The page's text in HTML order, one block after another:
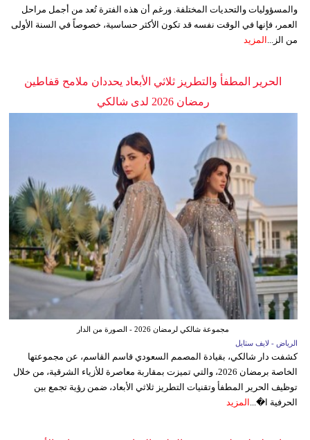
والمسؤوليات والتحديات المختلفة. ورغم أن هذه الفترة تُعد من أجمل مراحل
العمر، فإنها في الوقت نفسه قد تكون الأكثر حساسية، خصوصاً في السنة الأولى
من الز...
المزيد
الحرير المطفأ والتطريز ثلاثي الأبعاد يحددان ملامح قفاطين
رمضان 2026 لدى شالكي
مجموعة شالكي لرمضان 2026 - الصورة من الدار
الرياض - لايف ستايل
كشفت دار شالكي، بقيادة المصمم السعودي قاسم القاسم، عن مجموعتها
الخاصة برمضان 2026، والتي تميزت بمقاربة معاصرة للأزياء الشرقية، من خلال
توظيف الحرير المطفأ وتقنيات التطريز ثلاثي الأبعاد، ضمن رؤية تجمع بين
الحرفية ا�... المزيد